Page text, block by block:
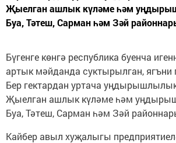
Җыелган ашлык күләме һәм
Буа, Тәтеш, Сарман һәм Зәй
Бүгенге көнгә республика буенча
артык мәйданда суктырылган, ягъни
Бер гектардан уртача
Җыелган ашлык күләме һәм
Буа, Тәтеш, Сарман һәм Зәй
Кайбер авыл хуҗалыгы